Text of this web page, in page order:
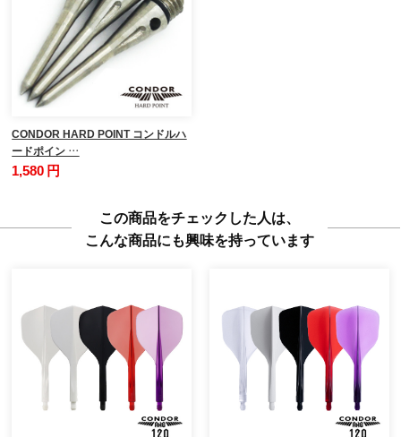
CONDOR HARD POINT コンドルハ
ードポイン …
1,580 円
この商品をチェックした人は、
こんな商品にも興味を持っています